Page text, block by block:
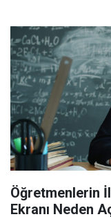
Öğretmenlerin
Ekranı Neden